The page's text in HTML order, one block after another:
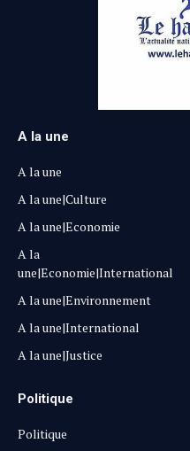
A la une
A la une
A la une|Culture
A la une|Economie
A la
une|Economie|International
A la une|Environnement
A la une|International
A la une|Justice
Politique
Politique